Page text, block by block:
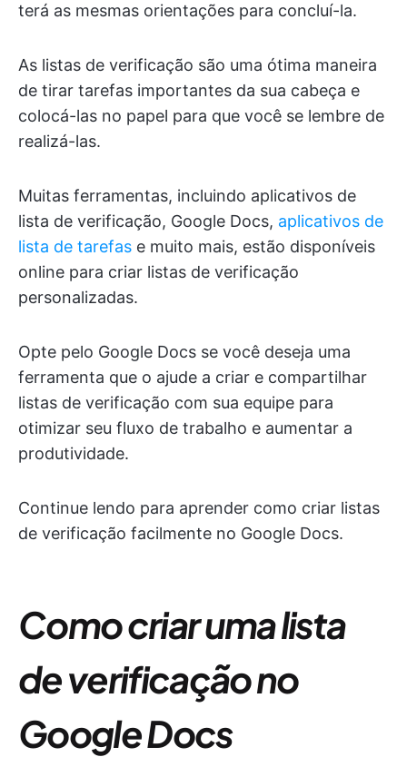
terá as mesmas orientações para concluí-la.
As listas de verificação são uma ótima maneira
de tirar tarefas importantes da sua cabeça e
colocá-las no papel para que você se lembre de
realizá-las.
Muitas ferramentas, incluindo aplicativos de
lista de verificação, Google Docs, aplicativos de
lista de tarefas e muito mais, estão disponíveis
online para criar listas de verificação
personalizadas.
Opte pelo Google Docs se você deseja uma
ferramenta que o ajude a criar e compartilhar
listas de verificação com sua equipe para
otimizar seu fluxo de trabalho e aumentar a
produtividade.
Continue lendo para aprender como criar listas
de verificação facilmente no Google Docs.
Como criar uma lista
de verificação no
Google Docs